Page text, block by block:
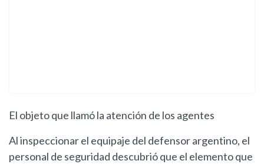
El objeto que llamó la atención de los agentes
Al inspeccionar el equipaje del defensor argentino, el
personal de seguridad descubrió que el elemento que